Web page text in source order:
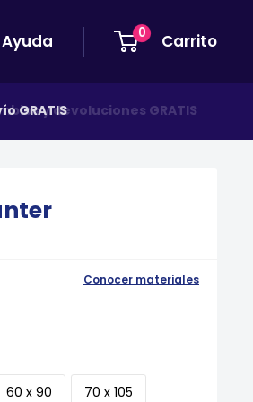
Ayuda 0 Carrito
GRATIS
Conocer materiales
60 x 90 70 x 105